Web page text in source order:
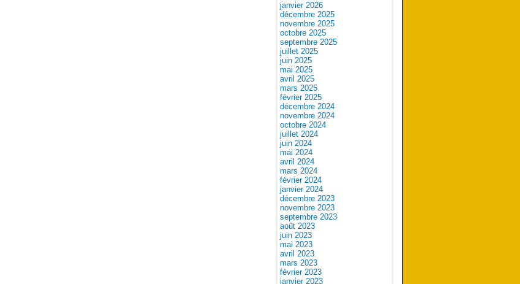
janvier 2026
décembre 2025
novembre 2025
octobre 2025
septembre 2025
juillet 2025
juin 2025
mai 2025
avril 2025
mars 2025
février 2025
décembre 2024
novembre 2024
octobre 2024
juillet 2024
juin 2024
mai 2024
avril 2024
mars 2024
février 2024
janvier 2024
décembre 2023
novembre 2023
septembre 2023
août 2023
juin 2023
mai 2023
avril 2023
mars 2023
février 2023
janvier 2023